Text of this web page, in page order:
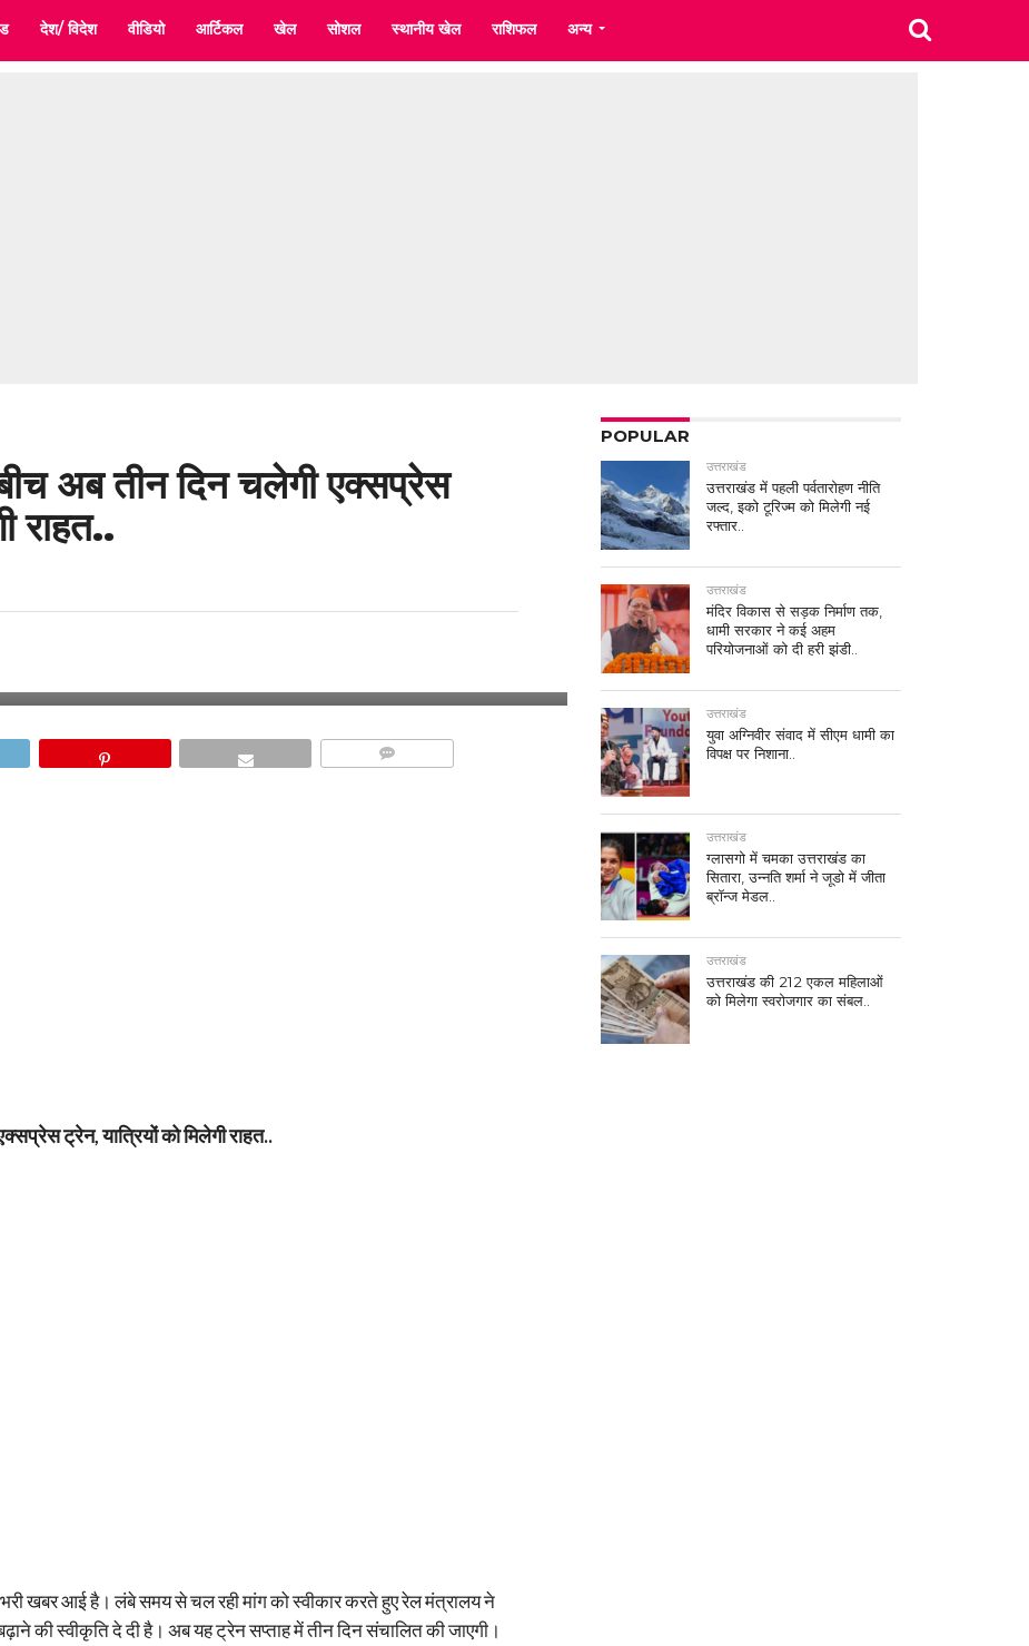
देश/ विदेश वीडियो आर्टिकल खेल सोशल स्थानीय खेल राशिफल अन्य
अब तीन दिन चलेगी एक्सप्रेस
राहत..
ट्रेन, यात्रियों को मिलेगी राहत..
खबर आई है। लंबे समय से चल रही मांग को स्वीकार करते हुए रेल मंत्रालय ने
की स्वीकृति दे दी है। अब यह ट्रेन सप्ताह में तीन दिन संचालित की जाएगी।
POPULAR
उत्तराखंड
उत्तराखंड में पहली पर्वतारोहण नीति
जल्द, इको टूरिज्म को मिलेगी नई
रफ्तार..
उत्तराखंड
मंदिर विकास से सड़क निर्माण तक,
धामी सरकार ने कई अहम
परियोजनाओं को दी हरी झंडी..
उत्तराखंड
युवा अग्निवीर संवाद में सीएम धामी का
विपक्ष पर निशाना..
उत्तराखंड
ग्लासगो में चमका उत्तराखंड का
सितारा, उन्नति शर्मा ने जूडो में जीता
ब्रॉन्ज मेडल..
उत्तराखंड
उत्तराखंड की 212 एकल महिलाओं
को मिलेगा स्वरोजगार का संबल..